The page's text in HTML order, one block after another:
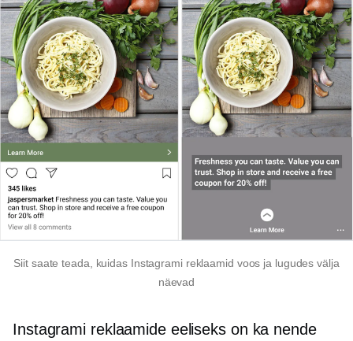
Siit saate teada, kuidas Instagrami reklaamid voos ja lugudes välja
näevad
Instagrami reklaamide eeliseks on ka nende